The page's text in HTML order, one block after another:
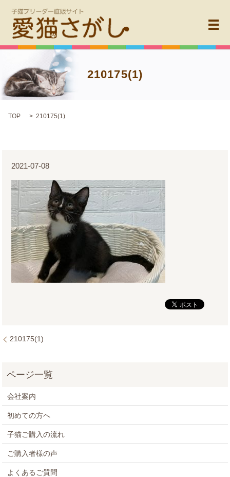
メ
210175(1)
TOP 210175(1)
2021-07-08
210175(1)
会社案内
初めての方へ
子猫ご購入の流れ
ご購入者様の声
よくあるご質問